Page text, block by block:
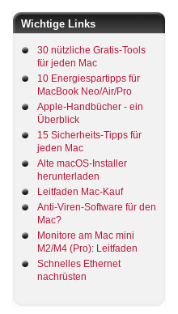
Wichtige Links
30 nützliche Gratis-Tools
für jeden Mac
10 Energiespartipps für
MacBook Neo/Air/Pro
Apple-Handbücher - ein
Überblick
15 Sicherheits-Tipps für
jeden Mac
Alte macOS-Installer
herunterladen
Leitfaden Mac-Kauf
Anti-Viren-Software für den
Mac?
Monitore am Mac mini
M2/M4 (Pro): Leitfaden
Schnelles Ethernet
nachrüsten